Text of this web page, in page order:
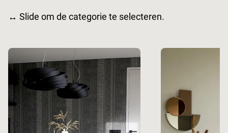
↔ Slide om de categorie te selecteren.